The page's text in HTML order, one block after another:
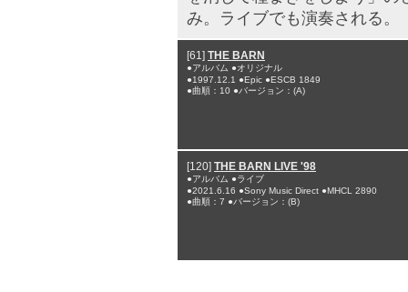
み。ライブでも演奏される。
[61] THE BARN
●アルバム ●オリジナル
●1997.12.1 ●Epic ●ESCB 1849
●曲順：10 ●バージョン：(A)
[120] THE BARN LIVE '98
●アルバム ●ライブ
●2021.6.16 ●Sony Music Direct ●MHCL 2890
●曲順：7 ●バージョン：(B)